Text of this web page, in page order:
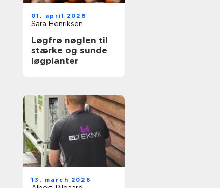
01. april 2026
Sara Henriksen
Løgfrø nøglen til
stærke og sunde
løgplanter
13. march 2026